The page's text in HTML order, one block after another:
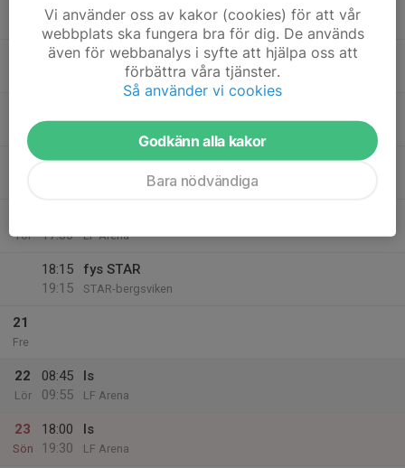
19:30
LF Arena
16:15
isträning
LF Arena
15:00
LIU
Tor
17:30
LF Arena
18:15
19:15
fys STAR
STAR-bergsviken
21
Fre
22
Lör
08:45
09:55
Is
LF Arena
23
Sön
18:00
19:30
Is
LF Arena
Vi använder oss av kakor (cookies) för att vår
webbplats ska fungera bra för dig. De används
även för webbanalys i syfte att hjälpa oss att
förbättra våra tjänster.
Så använder vi cookies
Godkänn alla kakor
Bara nödvändiga